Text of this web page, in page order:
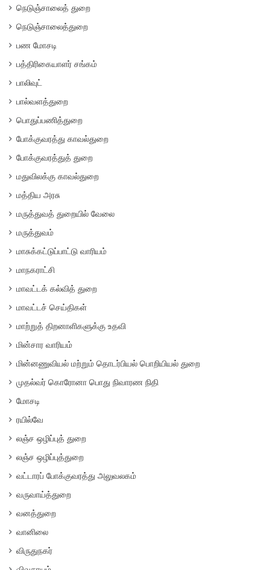
நெடுஞ்சாலைத் துறை
நெடுஞ்சாலைத்துறை
பண மோசடி
பத்திரிகையாளர் சங்கம்
பாலிவுட்
பால்வளத்துறை
பொதுப்பணித்துறை
போக்குவரத்து காவல்துறை
போக்குவரத்துத் துறை
மதுவிலக்கு காவல்துறை
மத்திய அரசு
மருத்துவத் துறையில் வேலை
மருத்துவம்
மாசுக்கட்டுப்பாட்டு வாரியம்
மாநகராட்சி
மாவட்டக் கல்வித் துறை
மாவட்டச் செய்திகள்
மாற்றுத் திறனாளிகளுக்கு உதவி
மின்சார வாரியம்
மின்னணுவியல் மற்றும் தொடர்பியல் பொறியியல் துறை
முதல்வர் கொரோனா பொது நிவாரண நிதி
மோசடி
ரயில்வே
லஞ்ச ஒழிப்புத் துறை
லஞ்ச ஒழிப்புத்துறை
வட்டாரப் போக்குவரத்து அலுவலகம்
வருவாய்த்துறை
வனத்துறை
வானிலை
விருதுநகர்